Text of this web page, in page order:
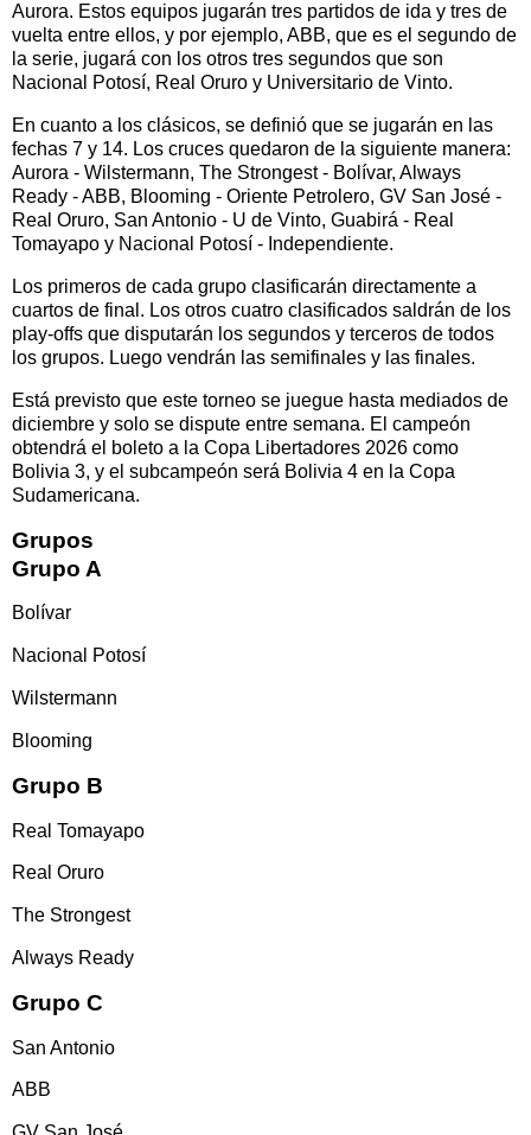
Aurora. Estos equipos jugarán tres partidos de ida y tres de
vuelta entre ellos, y por ejemplo, ABB, que es el segundo de
la serie, jugará con los otros tres segundos que son
Nacional Potosí, Real Oruro y Universitario de Vinto.
En cuanto a los clásicos, se definió que se jugarán en las
fechas 7 y 14. Los cruces quedaron de la siguiente manera:
Aurora - Wilstermann, The Strongest - Bolívar, Always
Ready - ABB, Blooming - Oriente Petrolero, GV San José -
Real Oruro, San Antonio - U de Vinto, Guabirá - Real
Tomayapo y Nacional Potosí - Independiente.
Los primeros de cada grupo clasificarán directamente a
cuartos de final. Los otros cuatro clasificados saldrán de los
play-offs que disputarán los segundos y terceros de todos
los grupos. Luego vendrán las semifinales y las finales.
Está previsto que este torneo se juegue hasta mediados de
diciembre y solo se dispute entre semana. El campeón
obtendrá el boleto a la Copa Libertadores 2026 como
Bolivia 3, y el subcampeón será Bolivia 4 en la Copa
Sudamericana.
Grupos
Grupo A
Bolívar
Nacional Potosí
Wilstermann
Blooming
Grupo B
Real Tomayapo
Real Oruro
The Strongest
Always Ready
Grupo C
San Antonio
ABB